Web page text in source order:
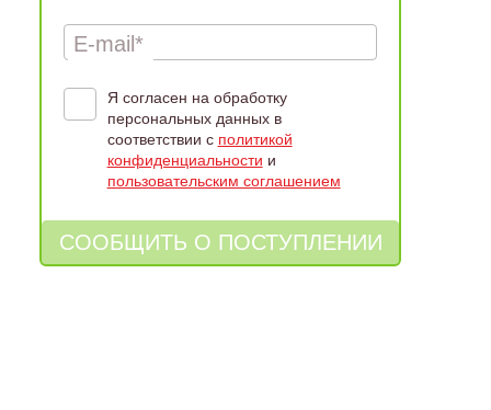
E-mail*
Я согласен на обработку
персональных данных в
соответствии с политикой
конфиденциальности и
пользовательским соглашением